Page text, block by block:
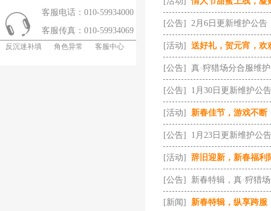
客服电话：010-59934000
客服传真：010-59934069
反沉迷补填 角色异常 客服中心
[公告] 2月6日更新维护公告
[活动] 送好礼，贺元宵，欢
[公告] 真·狩猎场分合服维
[公告] 1月30日更新维护公告
[活动] 新春佳节，游戏不断
[公告] 1月23日更新维护公告
[活动] 辞旧迎新，新春福利
[公告] 新春特辑，真·狩猎
[新闻] 新春特辑，纵享跨服